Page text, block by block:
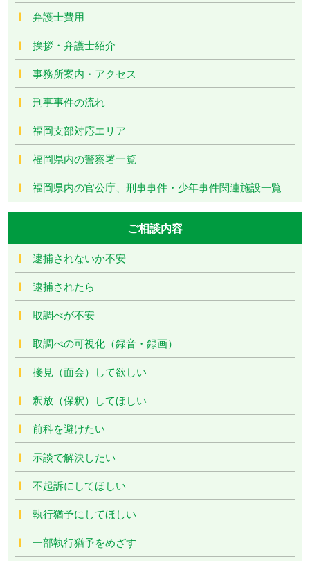
弁護士費用
挨拶・弁護士紹介
事務所案内・アクセス
刑事事件の流れ
福岡支部対応エリア
福岡県内の警察署一覧
福岡県内の官公庁、刑事事件・少年事件関連施設一覧
ご相談内容
逮捕されないか不安
逮捕されたら
取調べが不安
取調べの可視化（録音・録画）
接見（面会）して欲しい
釈放（保釈）してほしい
前科を避けたい
示談で解決したい
不起訴にしてほしい
執行猶予にしてほしい
一部執行猶予をめざす